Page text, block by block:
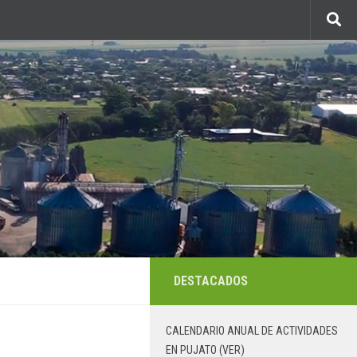
DESTACADOS
CALENDARIO ANUAL DE ACTIVIDADES
EN PUJATO (VER)